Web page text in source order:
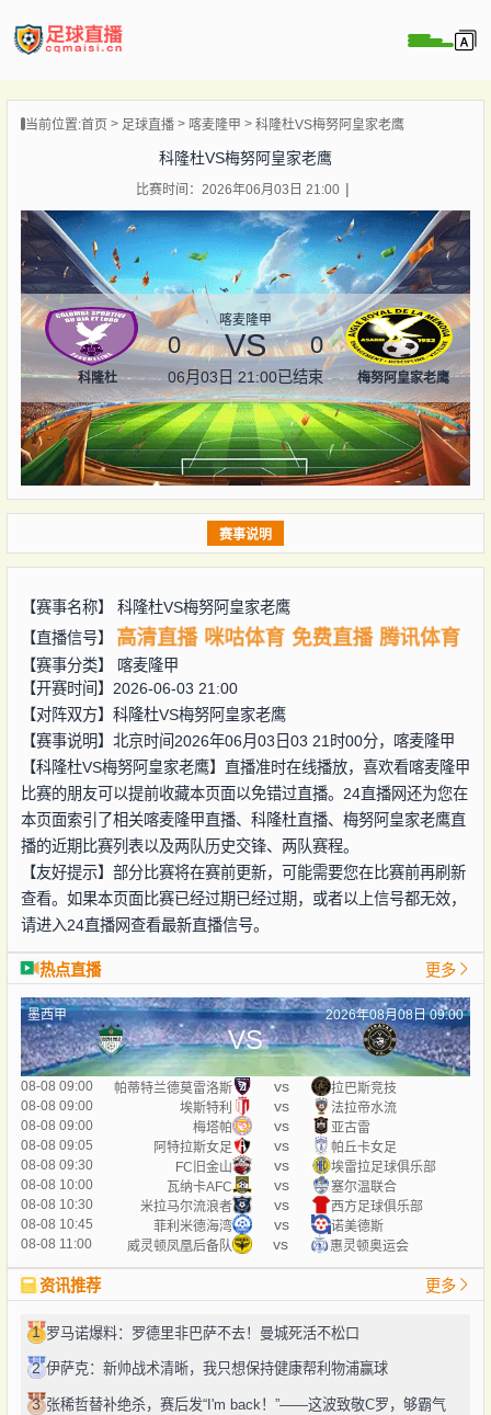
播
闻
当前位置:首页 足球直播 喀麦隆甲 科隆杜VS梅努阿皇家老鹰
科隆杜VS梅努阿皇家老鹰
比赛时间：2026年06月03日 21:00
科隆杜
喀麦隆甲
0 VS 0
06月03日 21:00已结束 梅努阿皇家老鹰
赛事说明
【赛事名称】 科隆杜VS梅努阿皇家老鹰
【直播信号】
高清直播 咪咕体育 免费直播 腾讯体育
【赛事分类】
喀麦隆甲
【开赛时间】2026-06-03 21:00
【对阵双方】 科隆杜VS梅努阿皇家老鹰
【赛事说明】北京时间2026年06月03日03 21时00分，喀麦隆甲
【科隆杜VS梅努阿皇家老鹰】直播准时在线播放，喜欢看喀麦隆甲
比赛的朋友可以提前收藏本页面以免错过直播。24直播网还为您在
本页面索引了相关喀麦隆甲直播、科隆杜直播、梅努阿皇家老鹰直
播的近期比赛列表以及两队历史交锋、两队赛程。
【友好提示】部分比赛将在赛前更新，可能需要您在比赛前再刷新
查看。如果本页面比赛已经过期已经过期，或者以上信号都无效，
请进入24直播网查看最新直播信号。
热点直播 更多
墨西甲 2026年08月08日 09:00
VS
08-08 09:00 帕蒂特兰德莫雷洛斯 vs
拉巴斯竞技
08-08 09:00
埃斯特利 vs
法拉帝水流
08-08 09:00
梅塔帕 vs
亚古雷
08-08 09:05
阿特拉斯女足 vs
帕丘卡女足
08-08 09:30
FC旧金山 vs
埃雷拉足球俱乐部
08-08 10:00
瓦纳卡AFC vs
塞尔温联合
08-08 10:30
米拉马尔流浪者 vs
西方足球俱乐部
08-08 10:45
菲利米德海湾 vs
诺美德斯
08-08 11:00
威灵顿凤凰后备队 vs 惠灵顿奥运会
资讯推荐 更多
1 罗马诺爆料：罗德里非巴萨不去！曼城死活不松口
2 伊萨克：新帅战术清晰，我只想保持健康帮利物浦赢球
3 张稀哲替补绝杀，赛后发“I'm back！”——这波致敬C罗，够霸气